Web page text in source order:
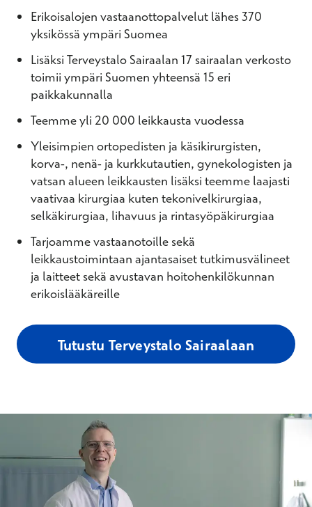
Erikoisalojen vastaanottopalvelut lähes 370
yksikössä ympäri Suomea
Lisäksi Terveystalo Sairaalan 17 sairaalan verkosto
toimii ympäri Suomen yhteensä 15 eri
paikkakunnalla
Teemme yli 20 000 leikkausta vuodessa
Yleisimpien ortopedisten ja käsikirurgisten,
korva-, nenä- ja kurkkutautien, gynekologisten ja
vatsan alueen leikkausten lisäksi teemme laajasti
vaativaa kirurgiaa kuten tekonivelkirurgiaa,
selkäkirurgiaa, lihavuus ja rintasyöpäkirurgiaa
Tarjoamme vastaanotoille sekä
leikkaustoimintaan ajantasaiset tutkimusvälineet
ja laitteet sekä avustavan hoitohenkilökunnan
erikoislääkäreille
Tutustu Terveystalo Sairaalaan